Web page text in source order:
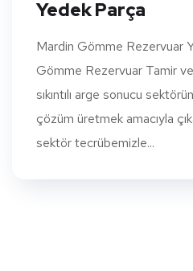
Yedek Parça
Mardin Gömme Rezervuar
Gömme Rezervuar Tamir
sıkıntılı arge sonucu
çözüm üretmek amacıyla
sektör tecrübemizle...